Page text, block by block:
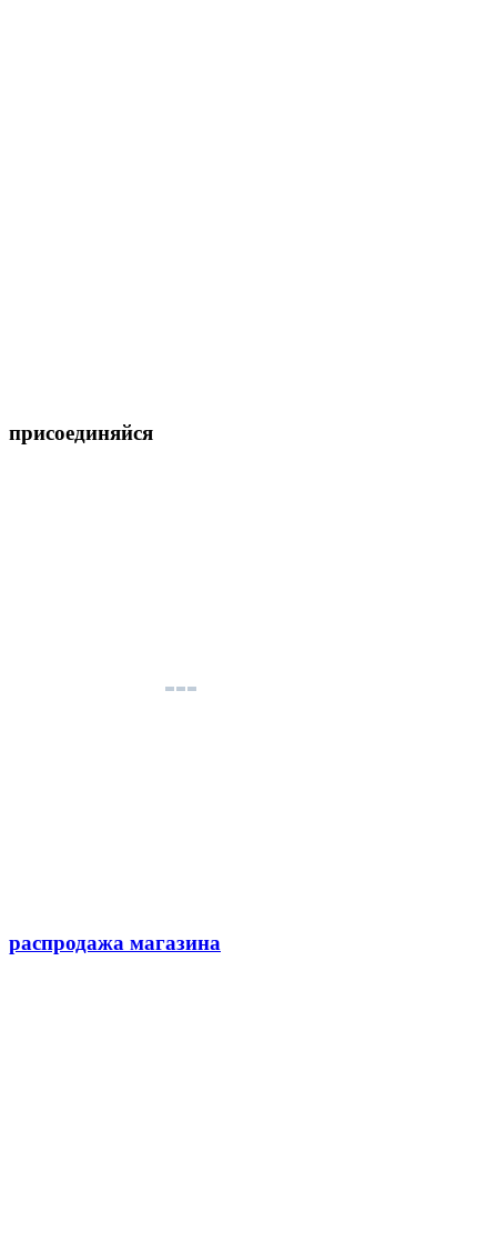
присоединяйся
распродажа магазина